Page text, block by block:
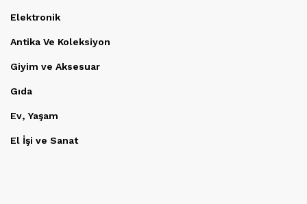
Elektronik
Antika Ve Koleksiyon
Giyim ve Aksesuar
Gıda
Ev, Yaşam
El İşi ve Sanat